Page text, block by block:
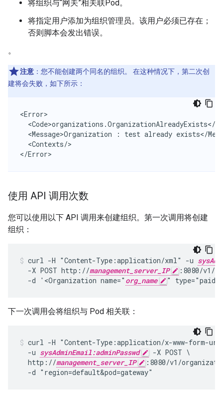
将组织与“网关”相关联Pod。
将指定用户添加为组织管理员。该用户必须已存在；
否则脚本会发出错误。
。
注意 ：您不能创建两个同名的组织。 在这种情况下，第二次创
建将会失败，如下所示：
<Error>
<Code>organizations.OrganizationAlreadyExists</
<Message>Organization : test already exists</
  <Contexts/>
</Error>
使用 API 调用次数
您可以使用以下 API 调用来创建组织。第一次调用将创建
组织：
curl -H "Content-Type:application/xml" -u
  -X POST http://
management_server_IP
:8080/v1/
  -d '<Organization name="
org_name "
下一次调用会将组织与 Pod 相关联：
curl -H "Content-Type:application/x-www-form-
  -u
sysAdminEmail:adminPasswd
-X POST \
  http://
management_server_IP
:8080/v1/
  -d "region=default&pod=gateway"